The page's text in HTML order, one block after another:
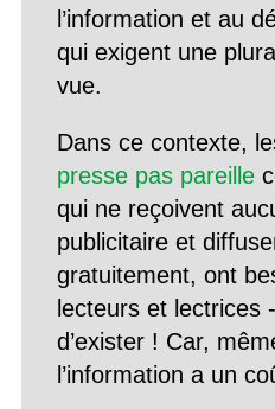
l’information et au
qui exigent une
vue.
Dans ce contexte,
presse pas pareille
qui ne reçoivent
publicitaire et
gratuitement, ont
lecteurs et lectrices
d’exister ! Car,
l’information a un